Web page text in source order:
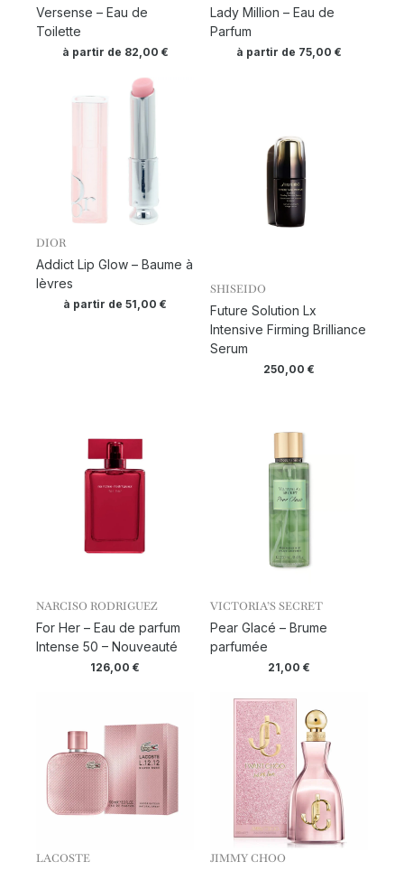
Versense – Eau de
Toilette
à partir de 82,00 €
Lady Million – Eau de
Parfum
à partir de 75,00 €
DIOR
Addict Lip Glow – Baume à
lèvres
à partir de51,00€
SHISEIDO
Future Solution Lx
Intensive Firming Brilliance
Serum
250,00 €
NARCISO RODRIGUEZ
For Her – Eau de parfum
Intense 50 – Nouveauté
126,00€
VICTORIA’S SECRET
Pear Glacé – Brume
parfumée
21,00 €
LACOSTE JIMMY CHOO